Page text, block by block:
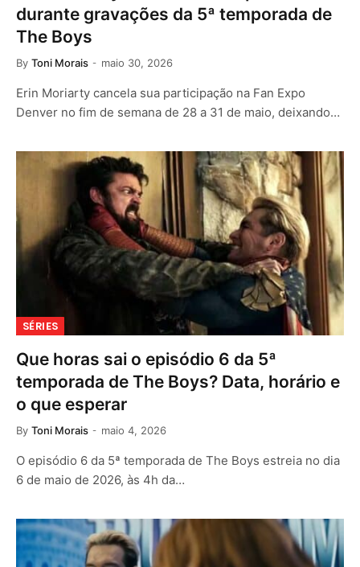
durante gravações da 5ª temporada de
The Boys
By Toni Morais maio 30, 2026
Erin Moriarty cancela sua participação na Fan Expo
Denver no fim de semana de 28 a 31 de maio, deixando…
SÉRIES
Que horas sai o episódio 6 da 5ª
temporada de The Boys? Data, horário e
o que esperar
By Toni Morais maio 4, 2026
O episódio 6 da 5ª temporada de The Boys estreia no dia
6 de maio de 2026, às 4h da…